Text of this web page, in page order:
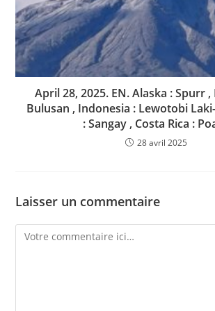
April 28, 2025. EN. Alaska : Spurr
Bulusan , Indonesia : Lewotobi
: Sangay , Costa Rica :
28 avril 2025
Laisser un commentaire
Comment